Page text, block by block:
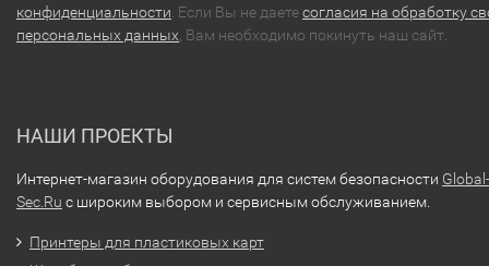
конфиденциальности . Если Вы не даетесогласия на обработку
персональных данных , Вам необходимо покинуть наш сайт.
НАШИ ПРОЕКТЫ
Интернет-магазин оборудования для систем безопасности Global-
Sec.Ru с широким выбором и сервисным обслуживанием.
Принтеры для пластиковых карт